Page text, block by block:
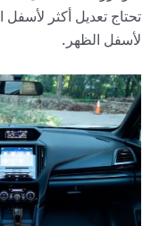
تحتاج تعديل أكثر
لأسفل الظهر.